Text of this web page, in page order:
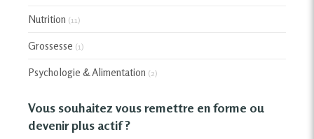
Nutrition (11)
Grossesse (1)
Psychologie & Alimentation (2)
Vous souhaitez vous remettre en forme ou
devenir plus actif ?